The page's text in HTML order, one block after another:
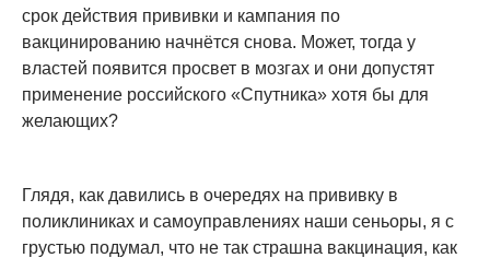
срок действия прививки и кампания по
вакцинированию начнётся снова. Может, тогда у
властей появится просвет в мозгах и они допустят
применение российского «Спутника» хотя бы для
желающих?
Глядя, как давились в очередях на прививку в
поликлиниках и самоуправлениях наши сеньоры, я с
грустью подумал, что не так страшна вакцинация, как